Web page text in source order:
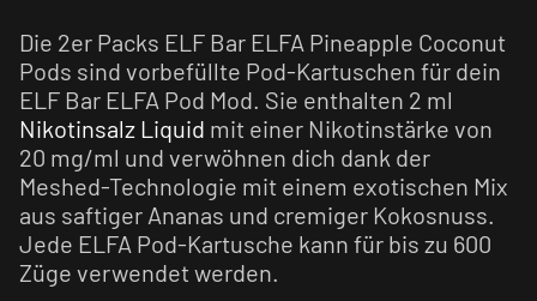
Die 2er Packs ELF Bar ELFA Pineapple Coconut
Pods sind vorbefüllte Pod-Kartuschen für dein
ELF Bar ELFA Pod Mod. Sie enthalten 2 ml
Nikotinsalz Liquid mit einer Nikotinstärke von
20 mg/ml und verwöhnen dich dank der
Meshed-Technologie mit einem exotischen Mix
aus saftiger Ananas und cremiger Kokosnuss.
Jede ELFA Pod-Kartusche kann für bis zu 600
Züge verwendet werden.